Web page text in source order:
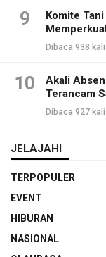
9
Komite
Dibaca 938 kali
10
Akali
Terancam
Dibaca 927 kali
JELAJAHI
TERPOPULER
EVENT
HIBURAN
NASIONAL